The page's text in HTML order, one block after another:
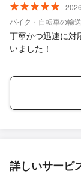
バイク・自転車の輸
丁寧かつ迅速に対
いました！
詳しいサービ